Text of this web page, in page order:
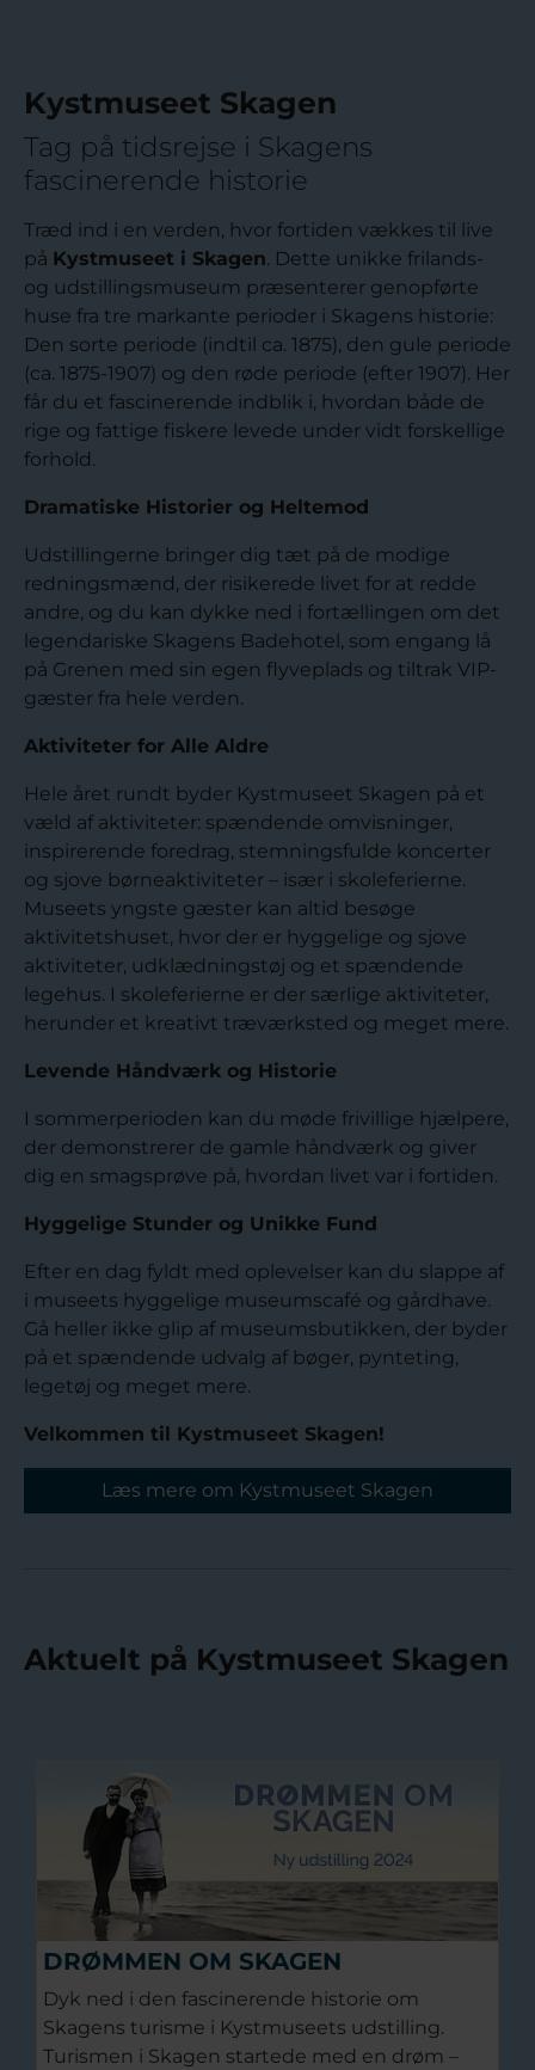
Kystmuseet Skagen
Tag på tidsrejse i Skagens
fascinerende historie
Træd ind i en verden, hvor fortiden vækkes til live
på Kystmuseet i Skagen. Dette unikke frilands-
og udstillingsmuseum præsenterer genopførte
huse fra tre markante perioder i Skagens historie:
Den sorte periode (indtil ca. 1875), den gule periode
(ca. 1875-1907) og den røde periode (efter 1907). Her
får du et fascinerende indblik i, hvordan både de
rige og fattige fiskere levede under vidt forskellige
forhold.
Dramatiske Historier og Heltemod
Udstillingerne bringer dig tæt på de modige
redningsmænd, der risikerede livet for at redde
andre, og du kan dykke ned i fortællingen om det
legendariske Skagens Badehotel, som engang lå
på Grenen med sin egen flyveplads og tiltrak VIP-
gæster fra hele verden.
Aktiviteter for Alle Aldre
Hele året rundt byder Kystmuseet Skagen på et
væld af aktiviteter: spændende omvisninger,
inspirerende foredrag, stemningsfulde koncerter
og sjove børneaktiviteter – især i skoleferierne.
Museets yngste gæster kan altid besøge
aktivitetshuset, hvor der er hyggelige og sjove
aktiviteter, udklædningstøj og et spændende
legehus. I skoleferierne er der særlige aktiviteter,
herunder et kreativt træværksted og meget mere.
Levende Håndværk og Historie
I sommerperioden kan du møde frivillige hjælpere,
der demonstrerer de gamle håndværk og giver
dig en smagsprøve på, hvordan livet var i fortiden.
Hyggelige Stunder og Unikke Fund
Efter en dag fyldt med oplevelser kan du slappe af
i museets hyggelige museumscafé og gårdhave.
Gå heller ikke glip af museumsbutikken, der byder
på et spændende udvalg af bøger, pynteting,
legetøj og meget mere.
Velkommen til Kystmuseet Skagen!
Læs mere om Kystmuseet Skagen
Aktuelt på Kystmuseet Skagen
DRØMMEN OM SKAGEN
Dyk ned i den fascinerende historie om
Skagens turisme i Kystmuseets udstilling.
Turismen i Skagen startede med en drøm –